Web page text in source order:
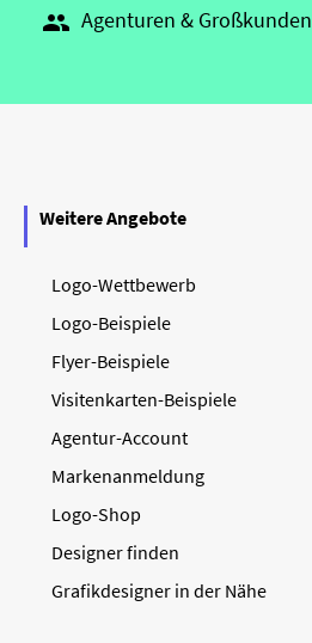
 Agenturen & Großkunden
Weitere Angebote
Logo-Wettbewerb
Logo-Beispiele
Flyer-Beispiele
Visitenkarten-Beispiele
Agentur-Account
Markenanmeldung
Logo-Shop
Designer finden
Grafikdesigner in der Nähe